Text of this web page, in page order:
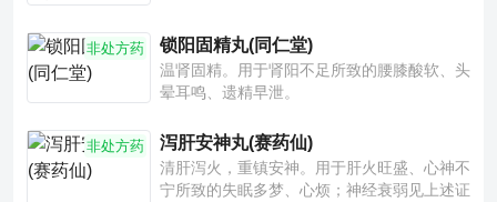
非处方药 锁阳固精丸(同仁堂)
温肾固精。用于肾阳不足所致的腰膝酸软、头
晕耳鸣、遗精早泄。
非处方药 泻肝安神丸(赛药仙)
清肝泻火，重镇安神。用于肝火旺盛、心神不
宁所致的失眠多梦、心烦；神经衰弱见上述证